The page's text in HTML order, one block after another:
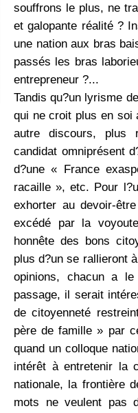
souffrons le plus, ne
et galopante réalité ?
une nation aux bras
passés les bras
entrepreneur ?...
Tandis qu?un lyrisme
qui ne croit plus en soi
autre discours, plus
candidat omniprésent
d?une « France
racaille », etc. Pour
exhorter au devoir-
excédé par la
honnête des bons
plus d?un se rallieront
opinions, chacun a
passage, il serait
de citoyenneté
père de famille » par
quand un colloque
intérêt à entretenir la
nationale, la frontière
mots ne veulent pas